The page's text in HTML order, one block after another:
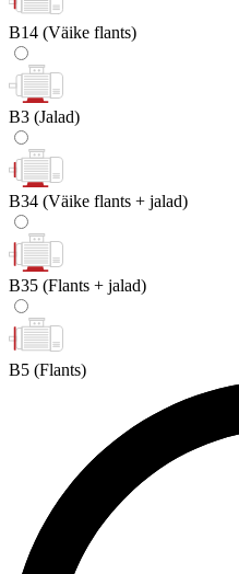
B14 (Väike flants)
B3 (Jalad)
B34 (Väike flants + jalad)
B35 (Flants + jalad)
B5 (Flants)